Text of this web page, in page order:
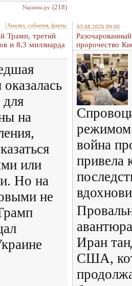
Украина.ру (218)
Анализ, события, факты
Трамп, третий
и 8,3 миллиарда
оказалась
для
на
или
Но на
не
03.08.2026 09:00
пророчество
режимом
война
привела
Иран
США,